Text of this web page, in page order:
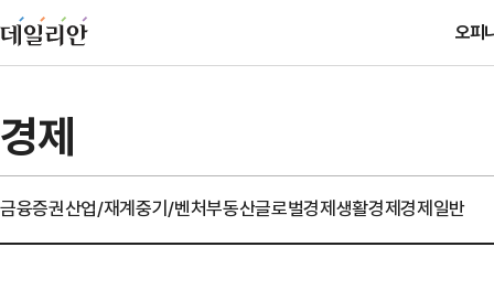
오피
경제
금융증권산업/재계중기/벤처부동산글로벌경제생활경제경제일반